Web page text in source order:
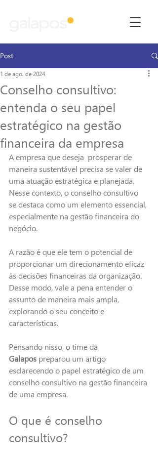
Post
Conselho consultivo:
entenda o seu papel
estratégico na gestão
financeira da empresa
1 de ago. de 2024
A empresa que deseja  prosperar de
maneira sustentável precisa se valer de
uma atuação estratégica e planejada.
Nesse contexto, o conselho consultivo
se destaca como um elemento essencial,
especialmente na gestão financeira do
negócio.
A razão é que ele tem o potencial de
proporcionar um direcionamento eficaz
às decisões financeiras da organização.
Desse modo, vale a pena entender o
assunto de maneira mais ampla,
explorando o seu conceito e
características.
Pensando nisso, o time da
Galapos preparou um artigo
esclarecendo o papel estratégico de um
conselho consultivo na gestão financeira
de uma empresa.
O que é conselho
consultivo?